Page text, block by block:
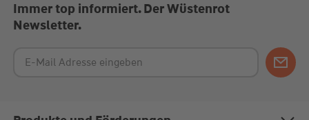
Immer top informiert. Der Wüstenrot
Newsletter.